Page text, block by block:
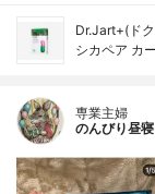
Dr.Jart+(ド
シカペア カ
専業主婦
のんびり昼